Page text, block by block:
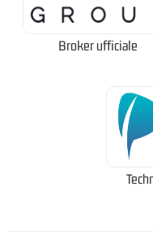
Broker ufficiale